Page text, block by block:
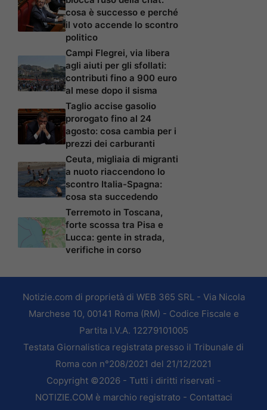
cosa è successo e perché
il voto accende lo scontro
politico
Campi Flegrei, via libera
agli aiuti per gli sfollati:
contributi fino a 900 euro
al mese dopo il sisma
Taglio accise gasolio
prorogato fino al 24
agosto: cosa cambia per i
prezzi dei carburanti
Ceuta, migliaia di migranti
a nuoto riaccendono lo
scontro Italia-Spagna:
cosa sta succedendo
Terremoto in Toscana,
forte scossa tra Pisa e
Lucca: gente in strada,
verifiche in corso
Notizie.com di proprietà di WEB 365 SRL - Via Nicola
Marchese 10, 00141 Roma (RM) - Codice Fiscale e
Partita I.V.A. 12279101005
Testata Giornalistica registrata presso il Tribunale di
Roma con n°208/2021 del 21/12/2021
Copyright ©2026 - Tutti i diritti riservati -
NOTIZIE.COM è marchio registrato - Contattaci